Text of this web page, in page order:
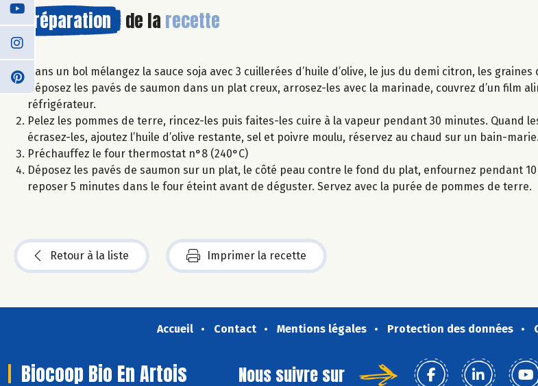
Préparation de la recette
Dans un bol mélangez la sauce soja avec 3 cuillerées d’huile d’olive, le jus du demi citron, les
Déposez les pavés de saumon dans un plat creux, arrosez-les avec la marinade, couvrez d’un film
réfrigérateur.
Pelez les pommes de terre, rincez-les puis faites-les cuire à la vapeur pendant 30 minutes. Quand
écrasez-les, ajoutez l’huile d’olive restante, sel et poivre moulu, réservez au chaud sur un bain-marie.
Préchauffez le four thermostat n°8 (240°C)
Déposez les pavés de saumon sur un plat, le côté peau contre le fond du plat, enfournez pendant
reposer 5 minutes dans le four éteint avant de déguster. Servez avec la purée de pommes de terre.
Retour à la liste Imprimer la recette
Accueil Contact Mentions légales Protection des données
Biocoop Bio En Artois Nous suivre sur